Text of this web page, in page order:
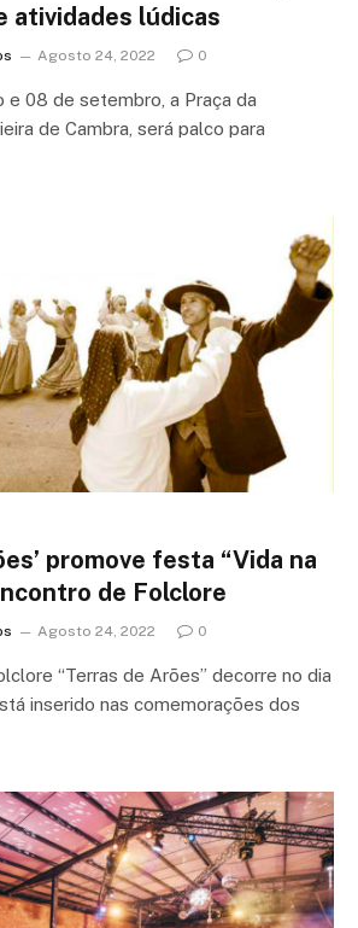
atividades lúdicas
Agosto 24, 2022 0
e 08 de setembro, a Praça da
de Cambra, será palco para
promove festa “Vida na
de Folclore
Agosto 24, 2022 0
“Terras de Arões” decorre no dia
inserido nas comemorações dos